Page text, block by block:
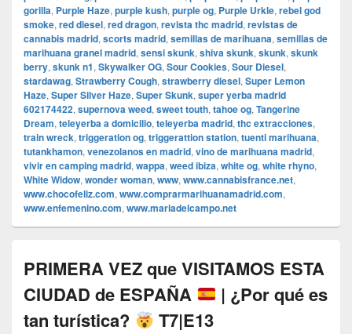
gorilla, Purple Haze, purple kush, purple og, Purple Urkle, rebel god
smoke, red diesel, red dragon, revista thc madrid, revistas de
cannabis madrid, scorts madrid, semillas de marihuana, semillas de
marihuana granel madrid, sensi skunk, shiva skunk, skunk, skunk
berry, skunk n1, Skywalker OG, Sour Cookies, Sour Diesel,
stardawag, Strawberry Cough, strawberry diesel, Super Lemon
Haze, Super Silver Haze, Super Skunk, super yerba madrid
602174422, supernova weed, sweet touth, tahoe og, Tangerine
Dream, teleyerba a domicilio, teleyerba madrid, thc extracciones,
train wreck, triggeration og, triggerattion station, tuenti marihuana,
tutankhamon, venezolanos en madrid, vino de marihuana madrid,
vivir en camping madrid, wappa, weed ibiza, white og, white rhyno,
White Widow, wonder woman, www, www.cannabisfrance.net,
www.chocofeliz.com, www.comprarmarihuanamadrid.com,
www.enfemenino.com, www.mariadelcampo.net
PRIMERA VEZ que VISITAMOS ESTA
CIUDAD de ESPAÑA
| ¿Por qué es
tan turística?
T7|E13